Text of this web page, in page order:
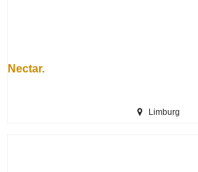
Nectar.
Limburg